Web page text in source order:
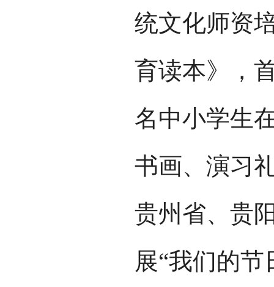
统文化师资
育读本》，
名中小学生
书画、演习
贵州省、贵
展“我们的